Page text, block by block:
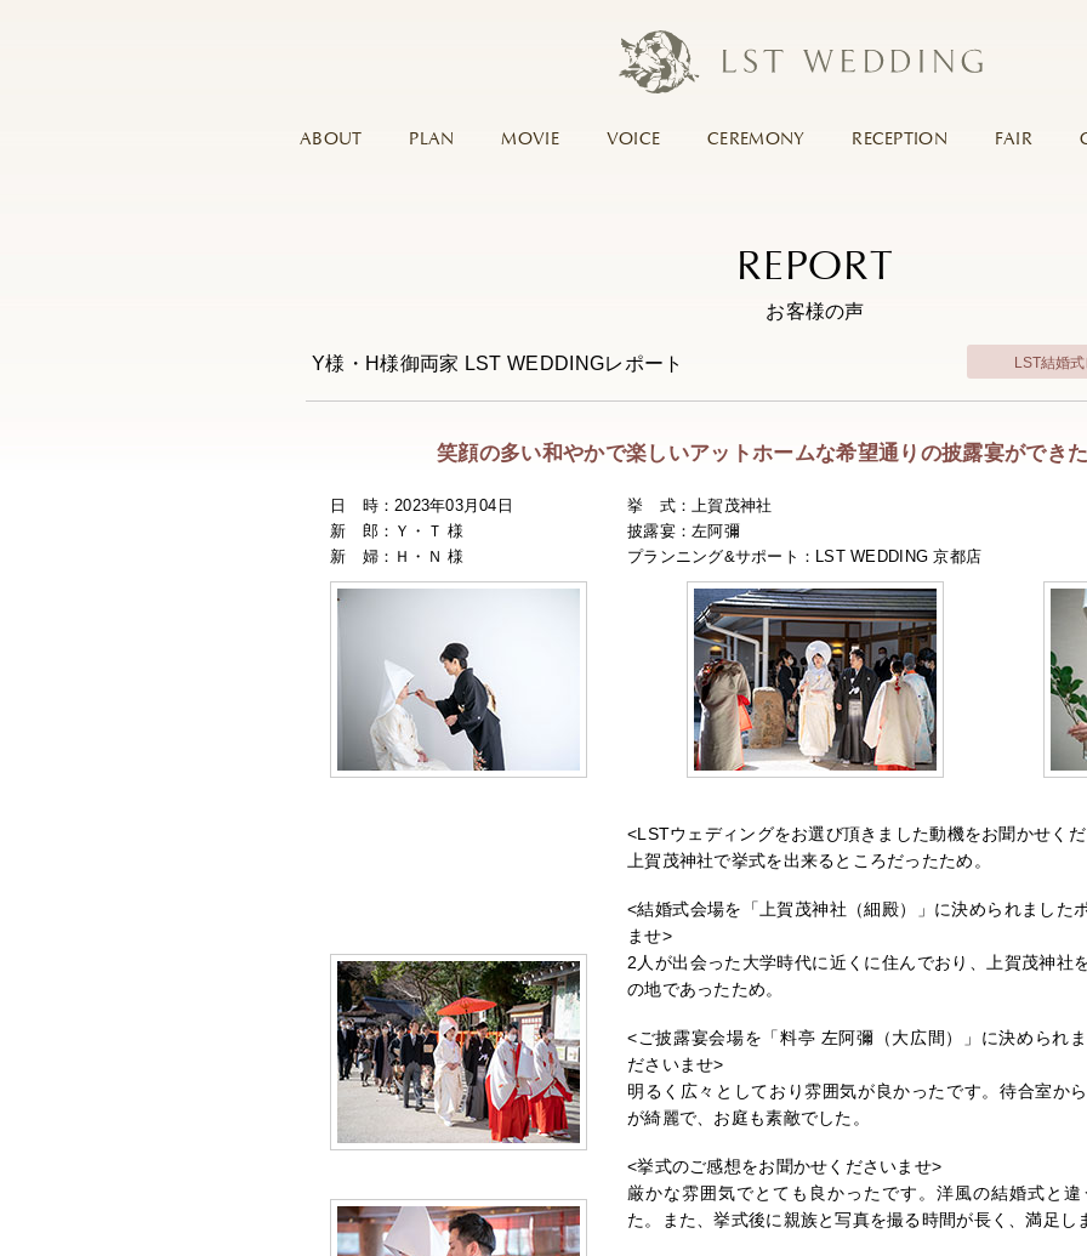
ABOUT PLAN MOVIE VOICE CEREMONY RECEPTION FAIR
REPORT
お客様の声
LST結婚
Y様・H様御両家 LST WEDDINGレポート
笑顔の多い和やかで楽しいアットホームな希望通りの披露宴ができ
日 時：2023年03月04日
新 郎：Ｙ・Ｔ 様
新 婦：Ｈ・Ｎ 様
挙 式：上賀茂神社
披露宴：左阿彌
プランニング&サポート：LST WEDDING 京都店
<LSTウェディングをお選び頂きました動機をお聞かせく
上賀茂神社で挙式を出来るところだったため。
<結婚式会場を「上賀茂神社（細殿）」に決められました
ませ>
2人が出会った大学時代に近くに住んでおり、上賀茂神社
の地であったため。
<ご披露宴会場を「料亭 左阿彌（大広間）」に決められ
ださいませ>
明るく広々としており雰囲気が良かったです。待合室か
が綺麗で、お庭も素敵でした。
<挙式のご感想をお聞かせくださいませ>
厳かな雰囲気でとても良かったです。洋風の結婚式と
た。また、挙式後に親族と写真を撮る時間が長く、満足し